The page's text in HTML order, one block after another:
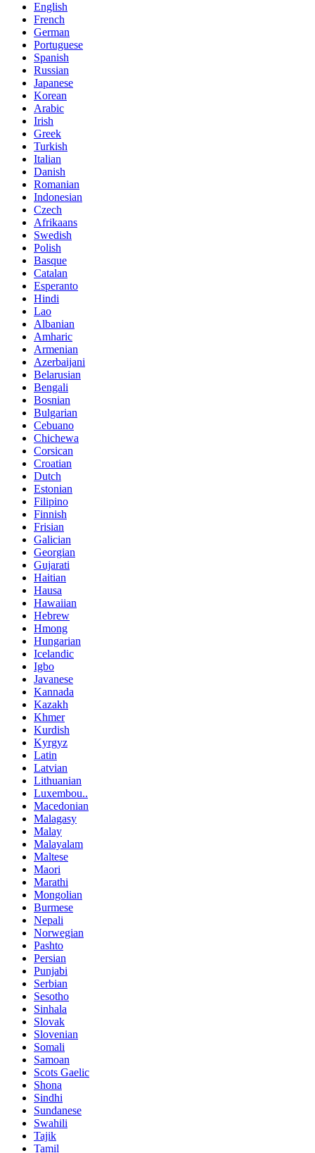
English
French
German
Portuguese
Spanish
Russian
Japanese
Korean
Arabic
Irish
Greek
Turkish
Italian
Danish
Romanian
Indonesian
Czech
Afrikaans
Swedish
Polish
Basque
Catalan
Esperanto
Hindi
Lao
Albanian
Amharic
Armenian
Azerbaijani
Belarusian
Bengali
Bosnian
Bulgarian
Cebuano
Chichewa
Corsican
Croatian
Dutch
Estonian
Filipino
Finnish
Frisian
Galician
Georgian
Gujarati
Haitian
Hausa
Hawaiian
Hebrew
Hmong
Hungarian
Icelandic
Igbo
Javanese
Kannada
Kazakh
Khmer
Kurdish
Kyrgyz
Latin
Latvian
Lithuanian
Luxembou..
Macedonian
Malagasy
Malay
Malayalam
Maltese
Maori
Marathi
Mongolian
Burmese
Nepali
Norwegian
Pashto
Persian
Punjabi
Serbian
Sesotho
Sinhala
Slovak
Slovenian
Somali
Samoan
Scots Gaelic
Shona
Sindhi
Sundanese
Swahili
Tajik
Tamil